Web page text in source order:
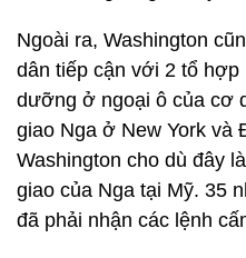
Ngoài ra, Washington
dân tiếp cận với 2 tổ
dưỡng ở ngoại ô của cơ
giao Nga ở New York và
Washington cho dù đây
giao của Nga tại Mỹ. 35
đã phải nhận các lệnh